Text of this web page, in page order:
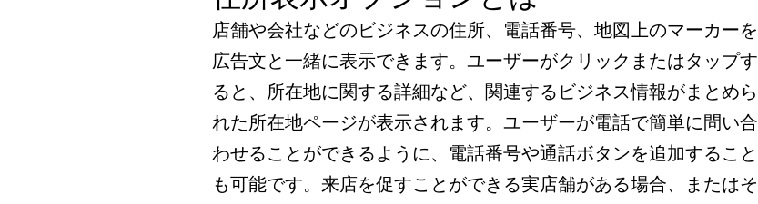
店舗や会社などのビジネスの住所、電話番号、地図上のマーカーを
広告文と一緒に表示できます。ユーザーがクリックまたはタップす
ると、所在地に関する詳細など、関連するビジネス情報がまとめら
れた所在地ページが表示されます。ユーザーが電話で簡単に問い合
わせることができるように、電話番号や通話ボタンを追加すること
も可能です。来店を促すことができる実店舗がある場合、またはそ